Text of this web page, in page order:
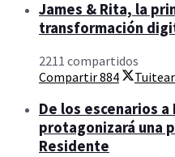
James & Rita, la
transformación
2211 compartidos
Compartir884 Tuitear
De los escenarios
protagonizará una
Residente